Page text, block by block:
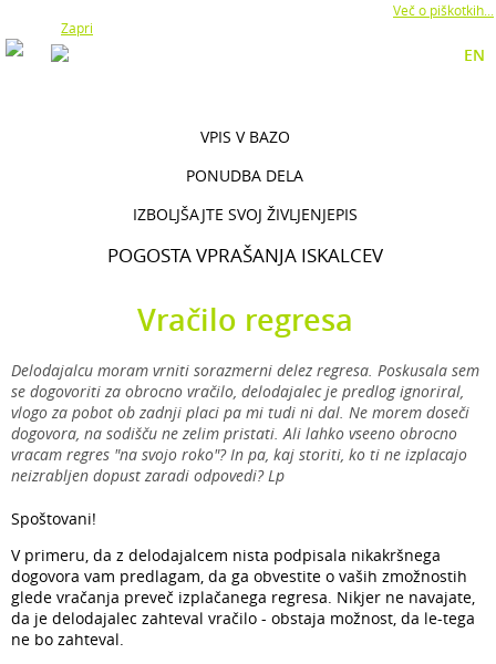
Več o piškotkih...
Zapri
EN
VPIS V BAZO
PONUDBA DELA
IZBOLJŠAJTE SVOJ ŽIVLJENJEPIS
POGOSTA VPRAŠANJA ISKALCEV
Vračilo regresa
Delodajalcu moram vrniti sorazmerni delez regresa. Poskusala sem
se dogovoriti za obrocno vračilo, delodajalec je predlog ignoriral,
vlogo za pobot ob zadnji placi pa mi tudi ni dal. Ne morem doseči
dogovora, na sodišču ne zelim pristati. Ali lahko vseeno obrocno
vracam regres "na svojo roko"? In pa, kaj storiti, ko ti ne izplacajo
neizrabljen dopust zaradi odpovedi? Lp
Spoštovani!
V primeru, da z delodajalcem nista podpisala nikakršnega
dogovora vam predlagam, da ga obvestite o vaših zmožnostih
glede vračanja preveč izplačanega regresa. Nikjer ne navajate,
da je delodajalec zahteval vračilo - obstaja možnost, da le-tega
ne bo zahteval.